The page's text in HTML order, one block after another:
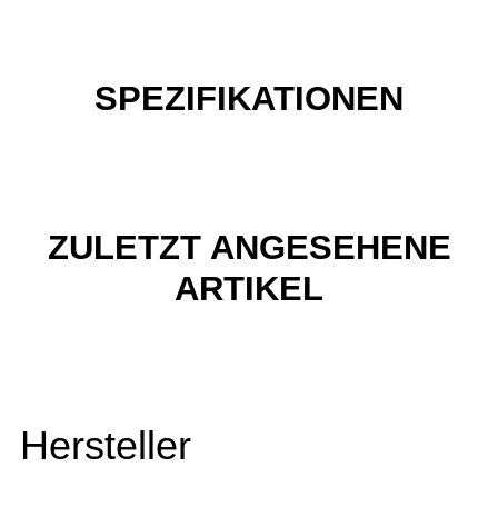
SPEZIFIKATIONEN
ZULETZT ANGESEHENE
ARTIKEL
Hersteller